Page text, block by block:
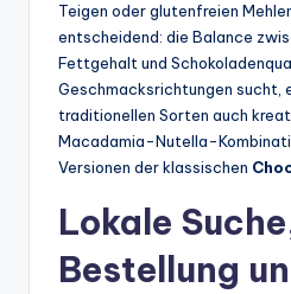
Teigen oder glutenfreien
entscheidend: die Balance
Fettgehalt und
Geschmacksrichtungen sucht,
traditionellen Sorten auch
Macadamia-Nutella-
Versionen der klassischen
Lokale
Bestellung